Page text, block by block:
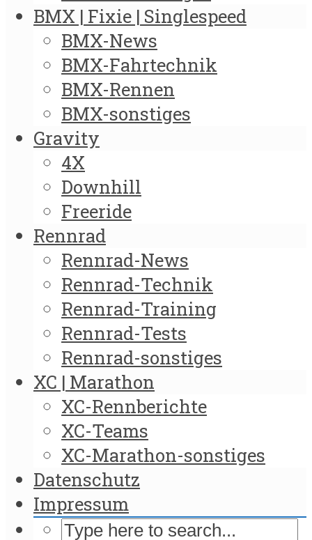
BMX | Fixie | Singlespeed
BMX-News
BMX-Fahrtechnik
BMX-Rennen
BMX-sonstiges
Gravity
4X
Downhill
Freeride
Rennrad
Rennrad-News
Rennrad-Technik
Rennrad-Training
Rennrad-Tests
Rennrad-sonstiges
XC | Marathon
XC-Rennberichte
XC-Teams
XC-Marathon-sonstiges
Datenschutz
Impressum